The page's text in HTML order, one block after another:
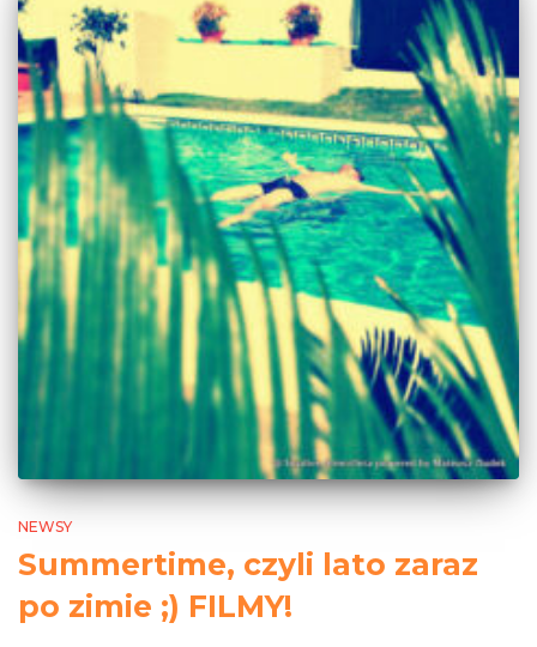
NEWSY
Summertime, czyli lato zaraz
po zimie ;) FILMY!